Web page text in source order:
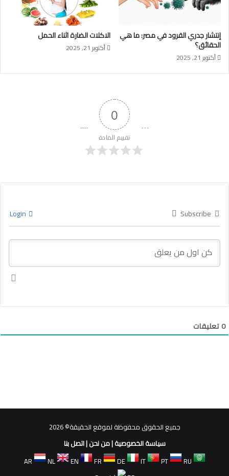
إنتشار جدري القرود في مصر: ما هي
الحقائق؟
أكتوبر 21, 2025
الاكلات الضارة اثناء الحمل
أكتوبر 21, 2025
0
تقييم المادة
Subscribe
0تعليقات
جميع الحقوق محفوظة لموقع الحقيقة© 2026
سياسة الخصوصية|من نحن|اتصل بنا
AR
NL EN FR DE IT PT
RU